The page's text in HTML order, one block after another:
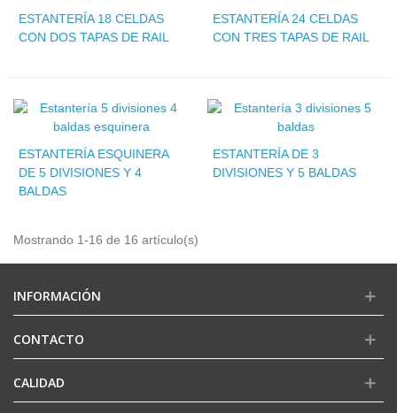
ESTANTERÍA 18 CELDAS
CON DOS TAPAS DE RAIL
ESTANTERÍA 24 CELDAS
CON TRES TAPAS DE RAIL
ESTANTERÍA ESQUINERA
DE 5 DIVISIONES Y 4
BALDAS
ESTANTERÍA DE 3
DIVISIONES Y 5 BALDAS
Mostrando 1-16 de 16 artículo(s)
INFORMACIÓN
CONTACTO
CALIDAD